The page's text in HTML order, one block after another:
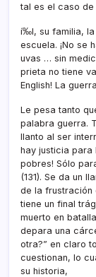
tal es el caso de
í‰l, su familia, la
escuela. ¡No se
uvas … sin
prieta no tiene
English! La
Le pesa tanto
palabra guerra.
llanto al ser
hay justicia para
pobres! Sólo
(131). Se da un
de la frustración
tiene un final
muerto en
depara una
otra?” en claro
cuestionan, lo
su historia,